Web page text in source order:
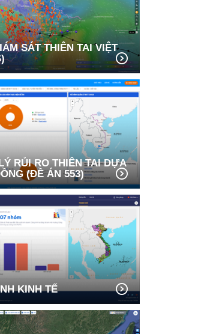
SÁT THIÊN TAI VIỆT
RỦI RO THIÊN TAI DỰA
(ĐỀ ÁN 553)
KINH TẾ